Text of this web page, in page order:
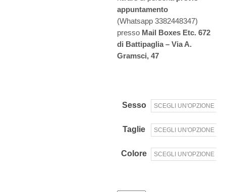
appuntamento
(Whatsapp 3382448347)
presso Mail Boxes Etc. 672
di Battipaglia – Via A.
Gramsci, 47
Sesso
Taglie
Colore